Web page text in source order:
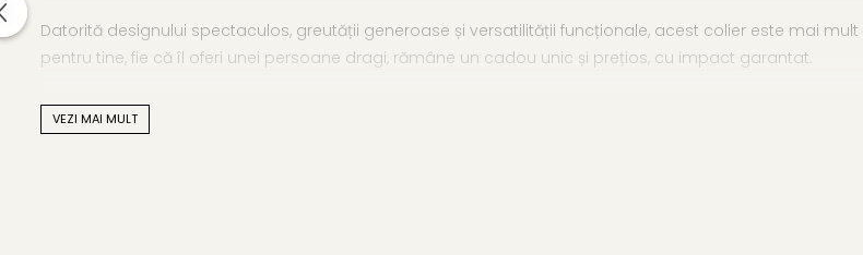
Datorită designului spectaculos, greutății generoase și versatilității funcționale, acest colier este mai
pentru tine, fie că îl oferi unei persoane dragi, rămâne un cadou unic și prețios, cu impact garantat.
Uncolier cu perle naturale
VEZI MAI MULT